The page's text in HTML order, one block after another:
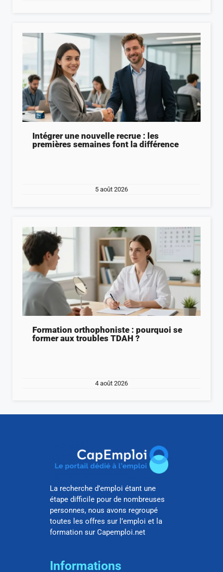
Intégrer une nouvelle recrue : les
premières semaines font la différence
5 août 2026
Formation orthophoniste : pourquoi se
former aux troubles TDAH ?
4 août 2026
La recherche d’emploi étant une
étape difficile pour de nombreuses
personnes, nous avons regroupé
toutes les offres sur l’emploi et la
formation sur Capemploi.net
Informations